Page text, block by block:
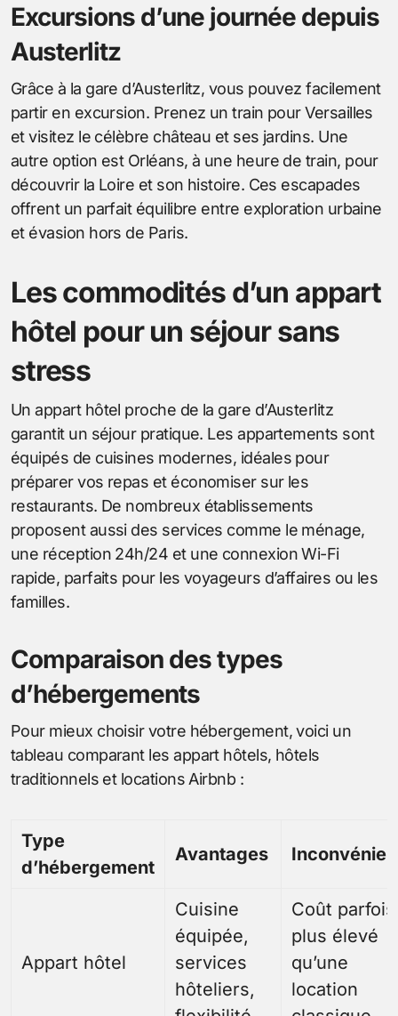
Excursions d’une journée depuis
Austerlitz
Grâce à la gare d’Austerlitz, vous pouvez facilement
partir en excursion. Prenez un train pour Versailles
et visitez le célèbre château et ses jardins. Une
autre option est Orléans, à une heure de train, pour
découvrir la Loire et son histoire. Ces escapades
offrent un parfait équilibre entre exploration urbaine
et évasion hors de Paris.
Les commodités d’un appart
hôtel pour un séjour sans
stress
Un appart hôtel proche de la gare d’Austerlitz
garantit un séjour pratique. Les appartements sont
équipés de cuisines modernes, idéales pour
préparer vos repas et économiser sur les
restaurants. De nombreux établissements
proposent aussi des services comme le ménage,
une réception 24h/24 et une connexion Wi-Fi
rapide, parfaits pour les voyageurs d’affaires ou les
familles.
Comparaison des types
d’hébergements
Pour mieux choisir votre hébergement, voici un
tableau comparant les appart hôtels, hôtels
traditionnels et locations Airbnb :
Type
d’hébergement
Avantages
Appart hôtel
Cuisine
équipée,
services
hôteliers,
Coût parfois
plus élevé
qu’une
location